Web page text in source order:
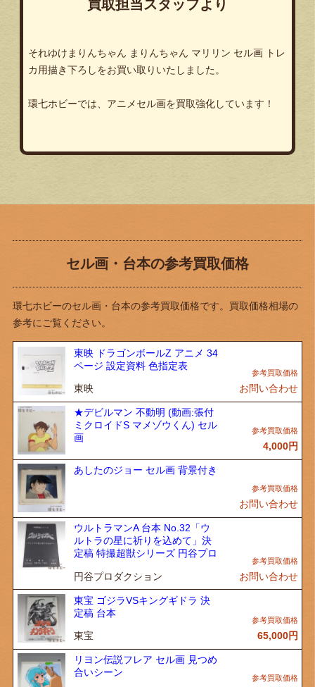
買取担当スタッフより
それゆけまりんちゃん まりんちゃん マリリン セル画 トレ
カ用描き下ろしをお買い取りいたしました。
環七ホビーでは、アニメセル画を買取強化しています！
セル画・台本の参考買取価格
環七ホビーのセル画・台本の参考買取価格です。買取価格相場の
参考にご覧ください。
東映 ドラゴンボールZ アニメ 34
ページ 設定資料 色指定表
東映 お問い合わせ
★デビルマン 不動明 (動画:張付
ミクロイドS マメゾウくん) セル
画
4,000円
あしたのジョー セル画 背景付き
お問い合わせ
ウルトラマンA 台本 No.32「ウ
ルトラの星に祈りを込めて」決
定稿 特撮超獣シリーズ 円谷プロ
円谷プロダクション お問い合わせ
東宝 ゴジラVSキングギドラ 決
定稿 台本
東宝 65,000円
リヨン伝説フレア セル画 見つめ
合いシーン